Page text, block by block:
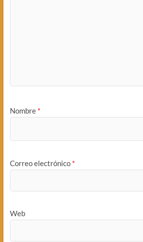
Nombre *
Correo electrónico *
Web